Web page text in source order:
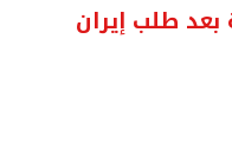
طلب إيران